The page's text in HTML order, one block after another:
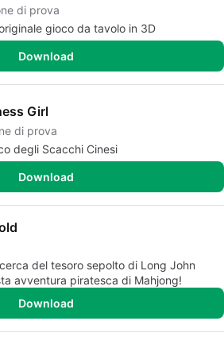
di prova
gioco da tavolo in 3D
Download
Girl
di prova
degli Scacchi Cinesi
Download
del tesoro sepolto di Long John
avventura piratesca di Mahjong!
Download